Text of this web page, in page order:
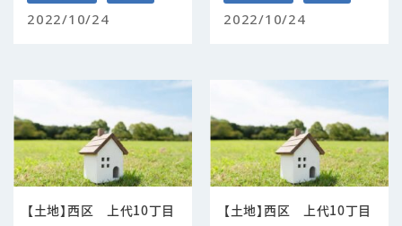
2022/10/24 2022/10/24
【土地】西区 上代10丁目
【土地】西区 上代10丁目